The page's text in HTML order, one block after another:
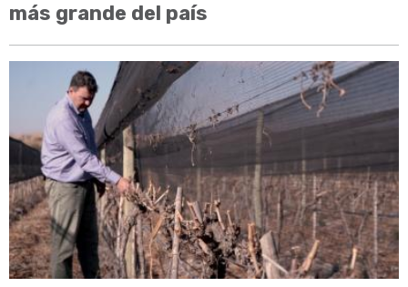
más grande del país